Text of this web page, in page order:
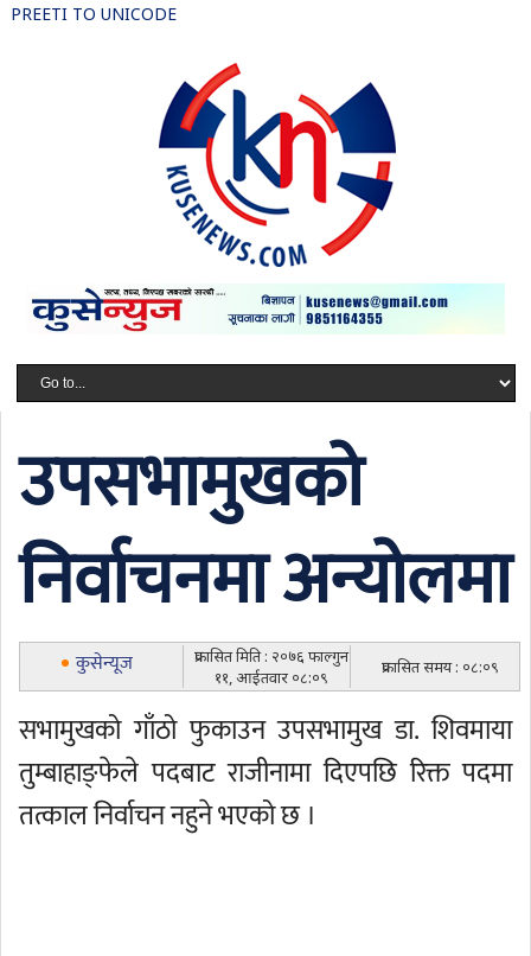
PREETI TO UNICODE
उपसभामुखको
निर्वाचनमा अन्योलमा
कुसेन्यूज
प्रकासित मिति : २०७६ फाल्गुन
११, आईतवार ०८:०९
प्रकासित समय : ०८:०९
सभामुखको गाँठो फुकाउन उपसभामुख डा. शिवमाया
तुम्बाहाङ्फेले पदबाट राजीनामा दिएपछि रिक्त पदमा
तत्काल निर्वाचन नहुने भएको छ ।